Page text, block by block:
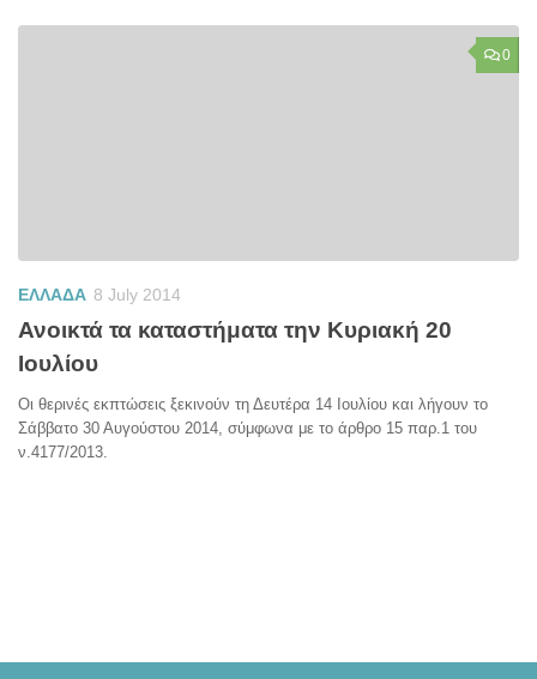
0
ΕΛΛΑΔΑ 8 July 2014
Ανοικτά τα καταστήματα την Κυριακή 20
Ιουλίου
Οι θερινές εκπτώσεις ξεκινούν τη Δευτέρα 14 Ιουλίου και λήγουν το
Σάββατο 30 Αυγούστου 2014, σύμφωνα με το άρθρο 15 παρ.1 του
ν.4177/2013.